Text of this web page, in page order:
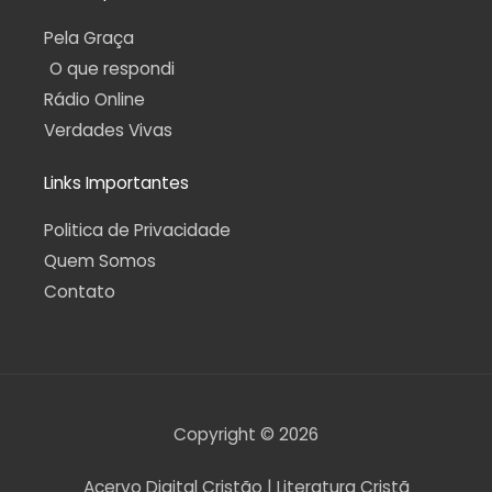
Pela Graça
O que respondi
Rádio Online
Verdades Vivas
Links Importantes
Politica de Privacidade
Quem Somos
Contato
Copyright © 2026